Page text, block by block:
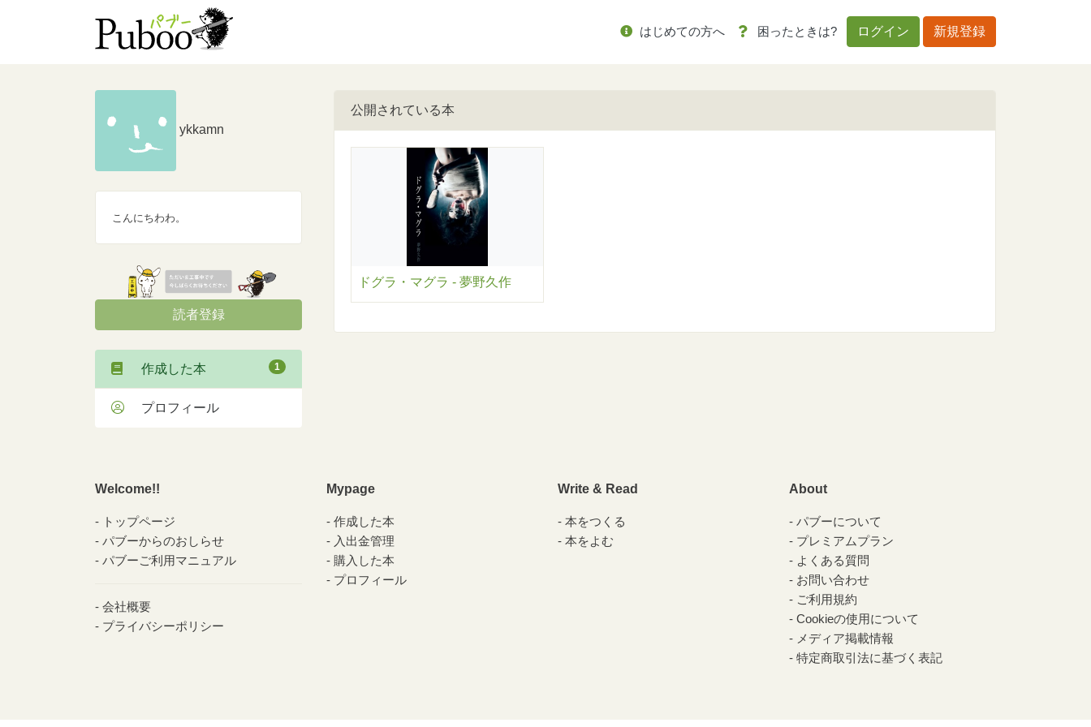
はじめての方へ 困ったときは? ログイン 新規登録
公開されている本
ドグラ・マグラ - 夢野久作
ykkamn
こんにちわわ。
読者登録
作成した本 1
プロフィール
Welcome!!
トップページ
パブーからのおしらせ
パブーご利用マニュアル
会社概要
プライバシーポリシー
Mypage
作成した本
入出金管理
購入した本
プロフィール
Write & Read
本をつくる
本をよむ
About
パブーについて
プレミアムプラン
よくある質問
お問い合わせ
ご利用規約
Cookieの使用について
メディア掲載情報
特定商取引法に基づく表記